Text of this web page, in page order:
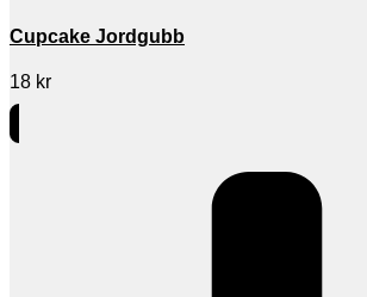
Cupcake Jordgubb
18 kr